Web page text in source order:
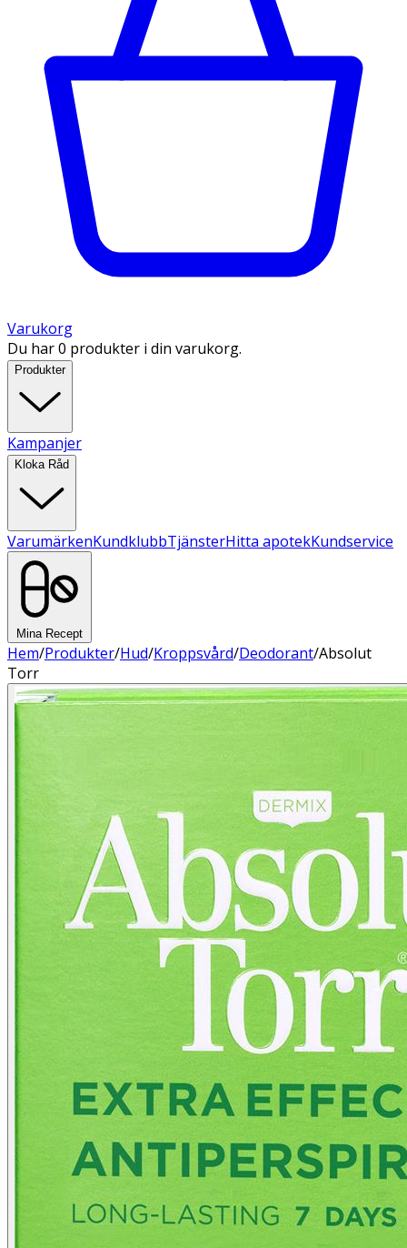
Varukorg
Du har 0 produkter i din varukorg.
Produkter
Kampanjer
Kloka Råd
VarumärkenKundklubbTjänsterHitta apotekKundservice
Mina Recept
Hem/Produkter/Hud/Kroppsvård/Deodorant/Absolut
Torr